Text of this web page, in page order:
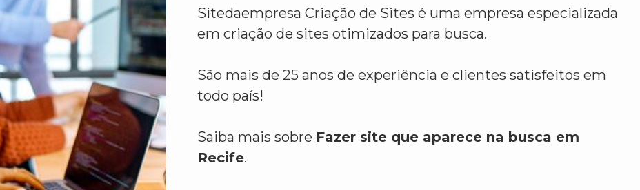
Sitedaempresa Criação de Sites é uma empresa especializada
em criação de sites otimizados para busca.
São mais de 25 anos de experiência e clientes satisfeitos em
todo país!
Saiba mais sobre Fazer site que aparece na busca em
Recife.